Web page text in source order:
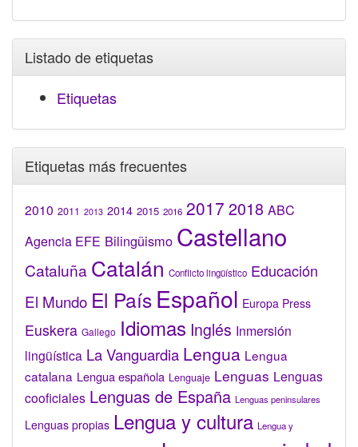
Listado de etiquetas
Etiquetas
Etiquetas más frecuentes
2010 2011 2013 2014 2015 2016 2017 2018 ABC
Agencia EFE Bilingüismo Castellano
Cataluña Catalán Conflicto lingüístico Educación
El Mundo El País Español Europa Press
Euskera Gallego Idiomas Inglés Inmersión
lingüística La Vanguardia Lengua Lengua
catalana Lengua española Lenguaje Lenguas Lenguas
cooficiales Lenguas de España Lenguas peninsulares
Lenguas propias Lengua y cultura Lengua y